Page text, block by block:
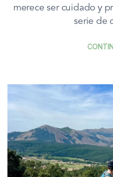
merece ser cuidado y
serie de